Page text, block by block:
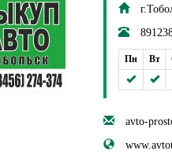
Пн Вт
avto-